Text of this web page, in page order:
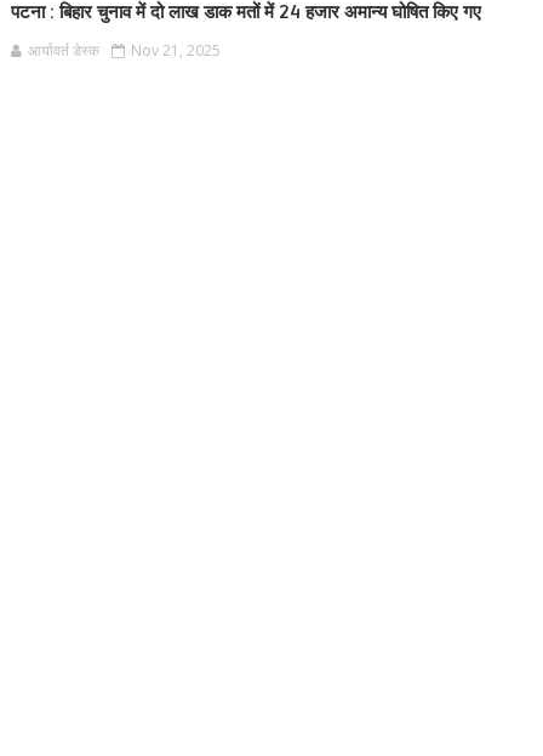
पटना : बिहार चुनाव में दो लाख डाक मतों में 24 हजार अमान्य घोषित किए गए
आर्यावर्त डेस्क Nov 21, 2025